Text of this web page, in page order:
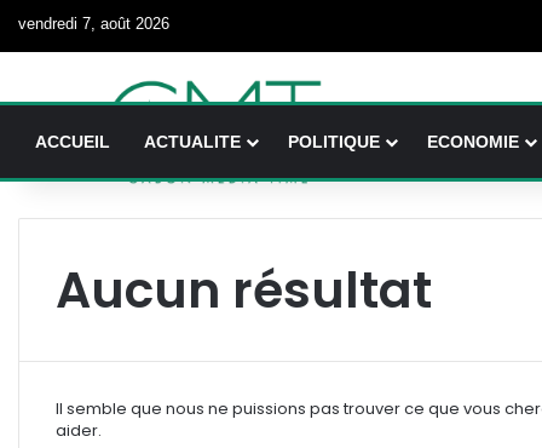
vendredi 7, août 2026
ACCUEIL ACTUALITE POLITIQUE ECONOMIE
Aucun résultat
Il semble que nous ne puissions pas trouver ce que vous
aider.